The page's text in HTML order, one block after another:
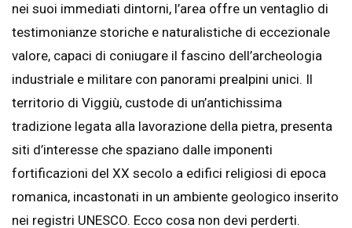
nei suoi immediati dintorni, l’area offre un ventaglio di
testimonianze storiche e naturalistiche di eccezionale
valore, capaci di coniugare il fascino dell’archeologia
industriale e militare con panorami prealpini unici. Il
territorio di Viggiù, custode di un’antichissima
tradizione legata alla lavorazione della pietra, presenta
siti d’interesse che spaziano dalle imponenti
fortificazioni del XX secolo a edifici religiosi di epoca
romanica, incastonati in un ambiente geologico inserito
nei registri UNESCO. Ecco cosa non devi perderti.